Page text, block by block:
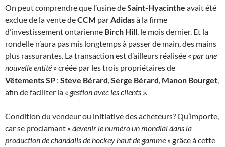
On peut comprendre que l’usine deSaint-Hyacinthe avait été
exclue de la vente deCCM parAdidasà la firme
d’investissement ontarienne Birch Hill, le mois dernier. Et la
rondelle n’aura pas mis longtemps à passer de main, des mains
plus rassurantes. La transaction est d’ailleurs réalisée « par une
nouvelle entité » créée par les trois propriétaires de
Vêtements SP : Steve Bérard,Serge Bérard, Manon Bourget,
afin de faciliter la « gestion avec les clients ».
Condition du vendeur ou initiative des acheteurs? Qu’importe,
car se proclamant « devenir le numéro un mondial dans la
production de chandails de hockey haut de gamme » grâce à cette